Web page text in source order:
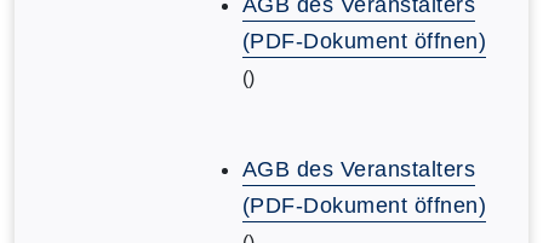
(PDF-Dokument öffnen)
()
AGB des Veranstalters
(PDF-Dokument öffnen)